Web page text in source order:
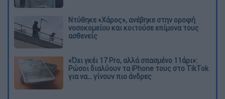
Ντύθηκε «Χάρος», ανέβηκε στην οροφή
νοσοκομείου και κοιτούσε επίμονα τους
ασθενείς
«Όχι γκέι 17 Pro, αλλά σπασμένο 11άρι»:
Ρώσοι διαλύουν τα iPhone τους στο TikTok
για να... γίνουν πιο άνδρες